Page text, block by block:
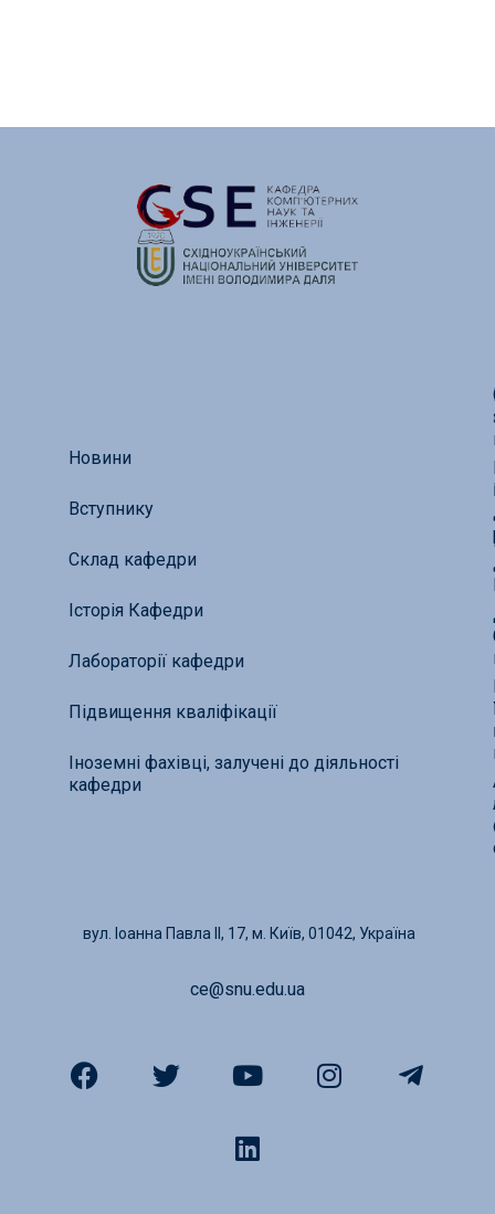
Новини
Вступнику
Склад кафедри
Історія Кафедри
Лабораторії кафедри
Підвищення кваліфікації
Іноземні фахівці, залучені до діяльності
кафедри
вул. Іоанна Павла ІІ, 17, м. Київ, 01042, Україна
ce@snu.edu.ua